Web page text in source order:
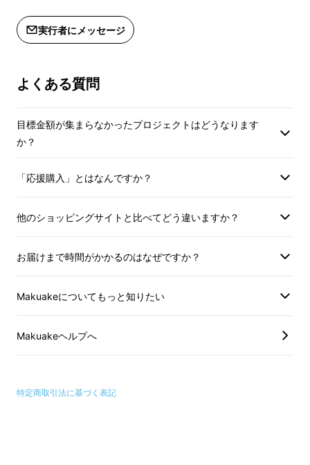
を前かがみにしてスマホやパソコンの画面を見
ていることになります。
そうすることで、頭の重さが急激に増し、首へ
神経は常に大きな緊張の下に置かれます。
・猫背
背中を丸めた姿勢が癖になってしまい、立った
本来緩やかなカーブを描いている筈の頸椎が、
格より下がる可能性もございます。
※ご注文状況、使用部材の供給状況、
遅れる場合があります。
実行者にメッセージ
よくある質問
目標金額が集まらなかったプロジェクトはどうなります
か？
「応援購入」とはなんですか？
他のショッピングサイトと比べてどう違いますか？
お届けまで時間がかかるのはなぜですか？
Makuakeについてもっと知りたい
Makuakeヘルプへ
特定商取引法に基づく表記